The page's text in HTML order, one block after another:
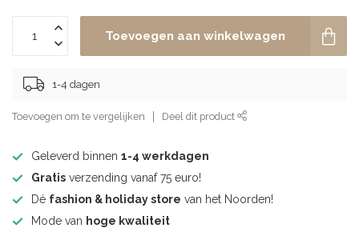
Toevoegen aan winkelwagen
1-4 dagen
Toevoegen om te vergelijken Deel dit product
Geleverd binnen 1-4 werkdagen
Gratis verzending vanaf 75 euro!
Dé fashion & holiday store van het Noorden!
Mode van hoge kwaliteit